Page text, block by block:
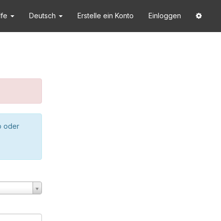
Deutsch Erstelle ein Konto Einloggen
oder